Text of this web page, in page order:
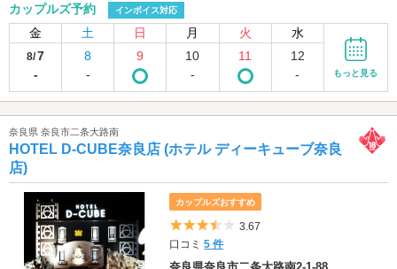
カップルズ予約 インボイス対応
金 土 日 月 火 水
8/7
-
8
-
9
10
-
11
12
-
もっと見る
奈良県 奈良市二条大路南
HOTEL D-CUBE奈良店 (ホテル ディーキューブ奈良
店)
カップルズおすすめ
5つ星のうち3.5
3.67
口コミ5 件